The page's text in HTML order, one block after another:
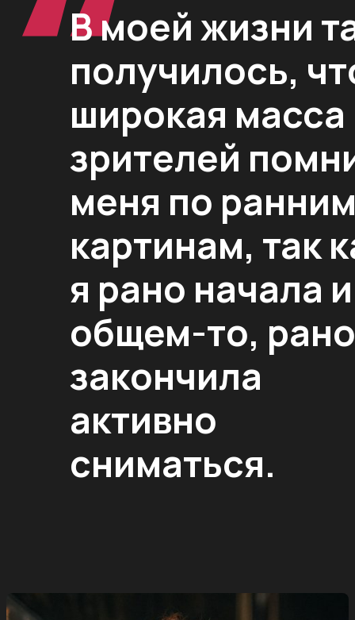
В моей жизни
получилось,
широкая масса
зрителей
меня по
картинам, так
я рано начала
общем-то, рано
закончила
активно
сниматься.